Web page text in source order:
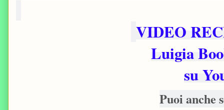
VIDEO
Luigia
su
Puoi anche